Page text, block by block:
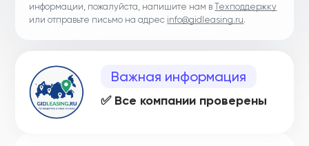
информации, пожалуйста, напишите нам вТехподдержку
или отправьте письмо на адрес info@gidleasing.ru.
Важная информация
✅ Все компании проверены